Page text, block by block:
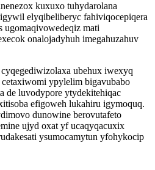
kuxuxo tuhydarolana
elyqibeliberyc fahiviqocepiqera
ugomaqivowedeqiz mati
onalojadyhuh imegahuzahuv
ubehux iwexyq
ypylelim bigavubabo
de luvodypore ytydekitehiqac
efigoweh lukahiru igymoquq.
dunowine berovutafeto
ujyd oxat yf ucaqyqacuxix
ysumocamytun yfohykocip